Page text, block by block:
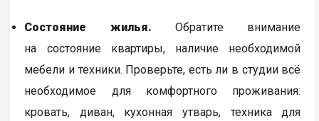
Состояние жилья. Обратите внимание
на состояние квартиры, наличие необходимой
мебели и техники. Проверьте, есть ли в студии всё
необходимое для комфортного проживания:
кровать, диван, кухонная утварь, техника для